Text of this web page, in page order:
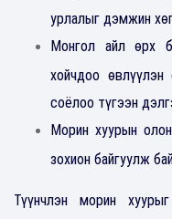
урлалыг дэмжин
Монгол айл өрх
хойчдоо өвлүүлэн
соёлоо түгээн
Морин хуурын
зохион байгуулж
Түүнчлэн морин